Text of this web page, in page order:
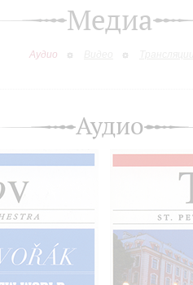
Медиа
Аудио
Аудио